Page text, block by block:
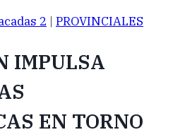
2 | PROVINCIALES
IMPULSA
EN TORNO